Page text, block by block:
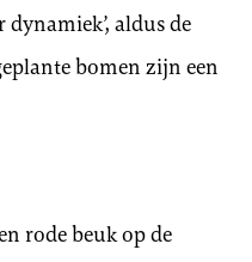
aldus de
bomen zijn een
rode beuk op de